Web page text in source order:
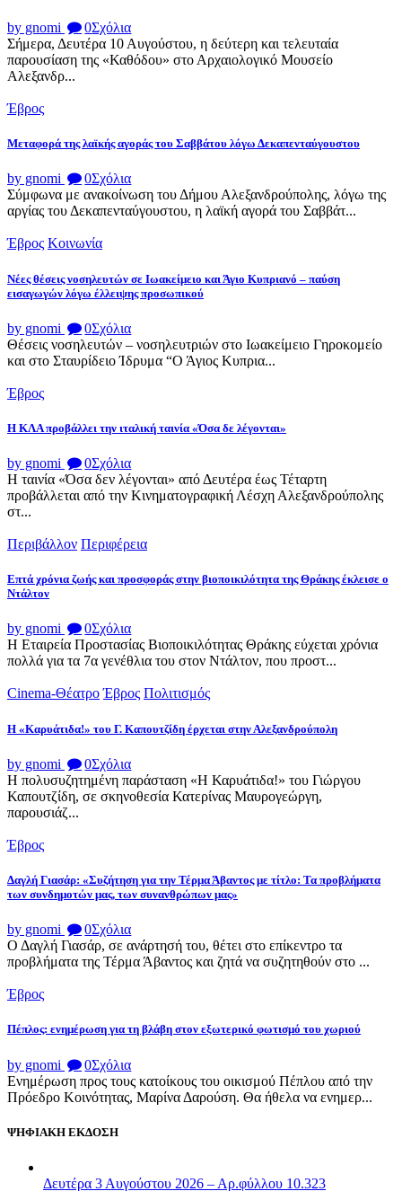
by gnomi 0Σχόλια
Σήμερα, Δευτέρα 10 Αυγούστου, η δεύτερη και τελευταία
παρουσίαση της «Καθόδου» στο Αρχαιολογικό Μουσείο
Αλεξανδρ...
Έβρος
Μεταφορά της λαϊκής αγοράς του Σαββάτου λόγω Δεκαπενταύγουστου
by gnomi 0Σχόλια
Σύμφωνα με ανακοίνωση του Δήμου Αλεξανδρούπολης, λόγω της
αργίας του Δεκαπενταύγουστου, η λαϊκή αγορά του Σαββάτ...
Έβρος Κοινωνία
Νέες θέσεις νοσηλευτών σε Ιωακείμειο και Άγιο Κυπριανό – παύση
εισαγωγών λόγω έλλειψης προσωπικού
by gnomi 0Σχόλια
Θέσεις νοσηλευτών – νοσηλευτριών στο Ιωακείμειο Γηροκομείο
και στο Σταυρίδειο Ίδρυμα “Ο Άγιος Κυπρια...
Έβρος
Η ΚΛΑ προβάλλει την ιταλική ταινία «Όσα δε λέγονται»
by gnomi 0Σχόλια
Η ταινία «Όσα δεν λέγονται» από Δευτέρα έως Τέταρτη
προβάλλεται από την Κινηματογραφική Λέσχη Αλεξανδρούπολης
στ...
Περιβάλλον Περιφέρεια
Επτά χρόνια ζωής και προσφοράς στην βιοποικιλότητα της Θράκης έκλεισε ο
Ντάλτον
by gnomi 0Σχόλια
Η Εταιρεία Προστασίας Βιοποικιλότητας Θράκης εύχεται χρόνια
πολλά για τα 7α γενέθλια του στον Ντάλτον, που προστ...
Cinema-Θέατρο Έβρος Πολιτισμός
Η «Καρυάτιδα!» του Γ. Καπουτζίδη έρχεται στην Αλεξανδρούπολη
by gnomi 0Σχόλια
Η πολυσυζητημένη παράσταση «Η Καρυάτιδα!» του Γιώργου
Καπουτζίδη, σε σκηνοθεσία Κατερίνας Μαυρογεώργη,
παρουσιάζ...
Έβρος
Δαγλή Γιασάρ: «Συζήτηση για την Τέρμα Άβαντος με τίτλο: Τα προβλήματα
των συνδημοτών μας, των συνανθρώπων μας»
by gnomi 0Σχόλια
Ο Δαγλή Γιασάρ, σε ανάρτησή του, θέτει στο επίκεντρο τα
προβλήματα της Τέρμα Άβαντος και ζητά να συζητηθούν στο ...
Έβρος
Πέπλος: ενημέρωση για τη βλάβη στον εξωτερικό φωτισμό του χωριού
by gnomi 0Σχόλια
Ενημέρωση προς τους κατοίκους του οικισμού Πέπλου από την
Πρόεδρο Κοινότητας, Μαρίνα Δαρούση. Θα ήθελα να ενημερ...
ΨΗΦΙΑΚΗ ΕΚΔΟΣΗ
Δευτέρα 3 Αυγούστου 2026 – Αρ.φύλλου 10.323